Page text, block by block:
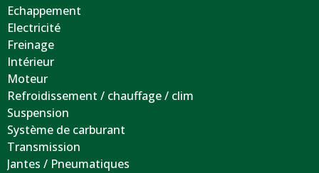
Echappement
Electricité
Freinage
Intérieur
Moteur
Refroidissement / chauffage / clim
Suspension
Système de carburant
Transmission
Jantes / Pneumatiques